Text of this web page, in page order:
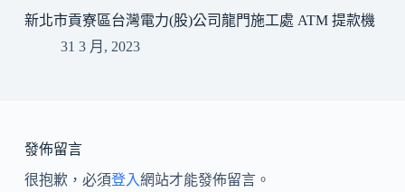
新北市貢寮區台灣電力(股)公司龍門施工處 ATM 提款機
31 3 月, 2023
發佈留言
很抱歉，必須登入網站才能發佈留言。